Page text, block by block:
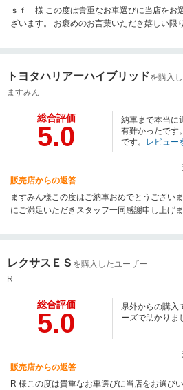
ｓｆ 様 この度は貴重なお車選びに当店をお
ざいます。 お褒めのお言葉いただき嬉しい限
ろしくお願い申し上げます。
トヨタハリアーハイブリッドを購入
ますみん
総合評価
5.0
納車まで本当に
有難かったです
です。 レビュー
販売店からの返答
ますみん様この度はご納車おめでとうござい
にご満足いただきスタッフ一同感謝申し上げ
レクサスＥＳ を購入したユーザー
R
総合評価
5.0
県外からの購入
ーズで助かりま
販売店からの返答
R 様この度は貴重なお車選びに当店をお選び